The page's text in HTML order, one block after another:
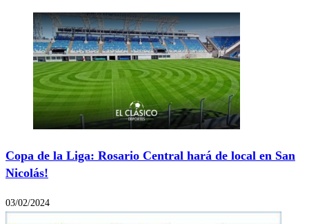
Copa de la Liga: Rosario Central hará de local en San
Nicolás!
03/02/2024